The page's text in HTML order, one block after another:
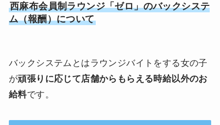
西麻布会員制ラウンジ「ゼロ」のバックシステ
ム（報酬）について
バックシステムとはラウンジバイトをする女の子
が頑張りに応じて店舗からもらえる時給以外のお
給料です。